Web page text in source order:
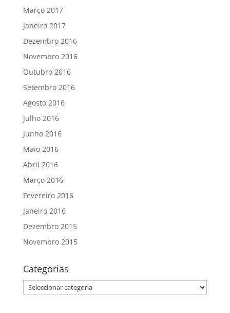
Março 2017
Janeiro 2017
Dezembro 2016
Novembro 2016
Outubro 2016
Setembro 2016
Agosto 2016
Julho 2016
Junho 2016
Maio 2016
Abril 2016
Março 2016
Fevereiro 2016
Janeiro 2016
Dezembro 2015
Novembro 2015
Categorias
Categorias